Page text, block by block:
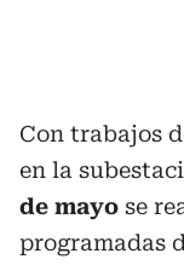
Con trabajos
en la
de mayo se
programadas